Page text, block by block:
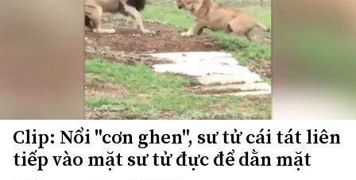
Clip: Nổi "cơn ghen", sư tử cái tát liên
tiếp vào mặt sư tử đực để dằn mặt